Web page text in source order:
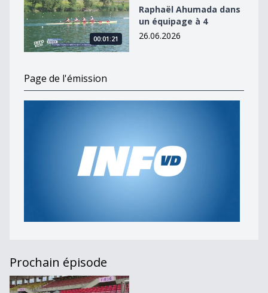
00:01:21
Raphaël Ahumada dans
un équipage à 4
26.06.2026
Page de l'émission
Prochain épisode
Journal du 21 octobre 2024